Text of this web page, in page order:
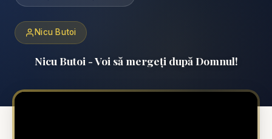
Nicu Butoi
Nicu Butoi - Voi să mergeți după Domnul!